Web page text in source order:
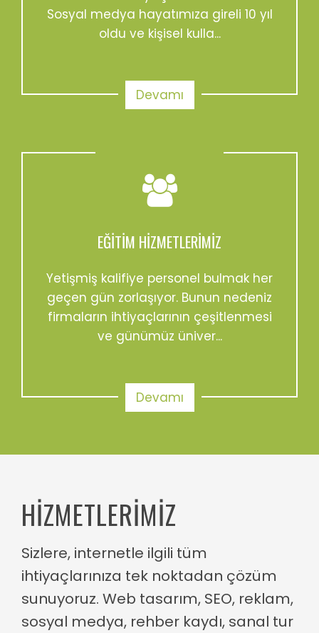
Sosyal medya hayatımıza gireli 10 yıl
oldu ve kişisel kulla...
Devamı
EĞITIM HIZMETLERIMIZ
Yetişmiş kalifiye personel bulmak her
geçen gün zorlaşıyor. Bunun nedeniz
firmaların ihtiyaçlarının çeşitlenmesi
ve günümüz üniver...
Devamı
HIZMETLERIMIZ
Sizlere, internetle ilgili tüm
ihtiyaçlarınıza tek noktadan çözüm
sunuyoruz. Web tasarım, SEO, reklam,
sosyal medya, rehber kaydı, sanal tur